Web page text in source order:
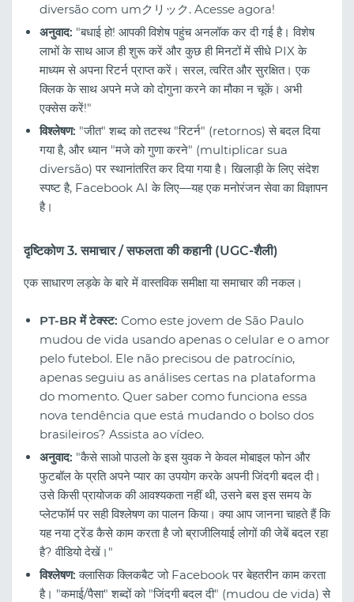
diversão com umクリック. Acesse agora!
अनुवाद: "बधाई हो! आपकी विशेष पहुंच अनलॉक कर दी गई है। विशेष
लाभों के साथ आज ही शुरू करें और कुछ ही मिनटों में सीधे PIX के
माध्यम से अपना रिटर्न प्राप्त करें। सरल, त्वरित और सुरक्षित। एक
क्लिक के साथ अपने मजे को दोगुना करने का मौका न चूकें। अभी
एक्सेस करें!"
विश्लेषण: "जीत" शब्द को तटस्थ "रिटर्न" (retornos) से बदल दिया
गया है, और ध्यान "मजे को गुणा करने" (multiplicar sua
diversão) पर स्थानांतरित कर दिया गया है। खिलाड़ी के लिए संदेश
स्पष्ट है, Facebook AI के लिए—यह एक मनोरंजन सेवा का विज्ञापन
है।
दृष्टिकोण 3. समाचार / सफलता की कहानी (UGC-शैली)
एक साधारण लड़के के बारे में वास्तविक समीक्षा या समाचार की नकल।
PT-BR में टेक्स्ट: Como este jovem de São Paulo
mudou de vida usando apenas o celular e o amor
pelo futebol. Ele não precisou de patrocínio,
apenas seguiu as análises certas na plataforma
do momento. Quer saber como funciona essa
nova tendência que está mudando o bolso dos
brasileiros? Assista ao vídeo.
अनुवाद: "कैसे साओ पाउलो के इस युवक ने केवल मोबाइल फोन और
फुटबॉल के प्रति अपने प्यार का उपयोग करके अपनी जिंदगी बदल दी।
उसे किसी प्रायोजक की आवश्यकता नहीं थी, उसने बस इस समय के
प्लेटफॉर्म पर सही विश्लेषण का पालन किया। क्या आप जानना चाहते हैं कि
यह नया ट्रेंड कैसे काम करता है जो ब्राजीलियाई लोगों की जेबें बदल रहा
है? वीडियो देखें।"
विश्लेषण: क्लासिक क्लिकबैट जो Facebook पर बेहतरीन काम करता
है। "कमाई/पैसा" शब्दों को "जिंदगी बदल दी" (mudou de vida) से